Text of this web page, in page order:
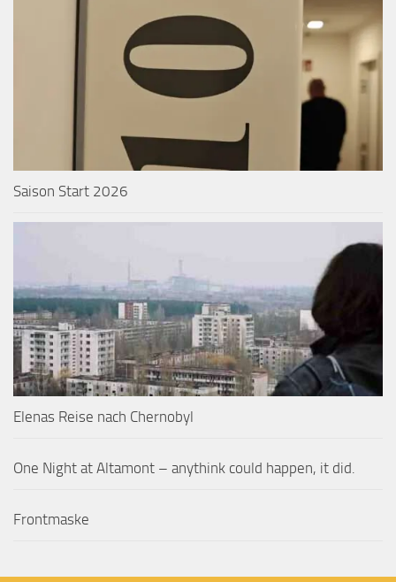
Saison Start 2026
Elenas Reise nach Chernobyl
One Night at Altamont – anythink could happen, it did.
Frontmaske